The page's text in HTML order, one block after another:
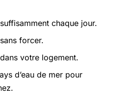
chaque jour.
forcer.
votre logement.
d’eau de mer pour